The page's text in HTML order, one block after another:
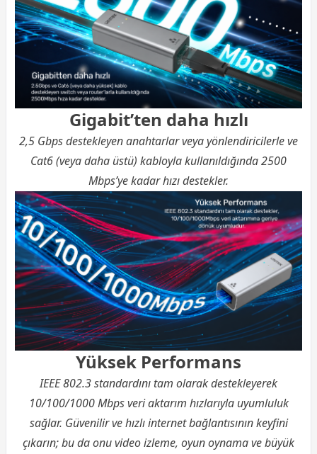
Gigabit’ten daha hızlı
2,5 Gbps destekleyen anahtarlar veya yönlendiricilerle ve
Cat6 (veya daha üstü) kabloyla kullanıldığında 2500
Mbps’ye kadar hızı destekler.
Yüksek Performans
IEEE 802.3 standardını tam olarak destekleyerek
10/100/1000 Mbps veri aktarım hızlarıyla uyumluluk
sağlar. Güvenilir ve hızlı internet bağlantısının keyfini
çıkarın; bu da onu video izleme, oyun oynama ve büyük